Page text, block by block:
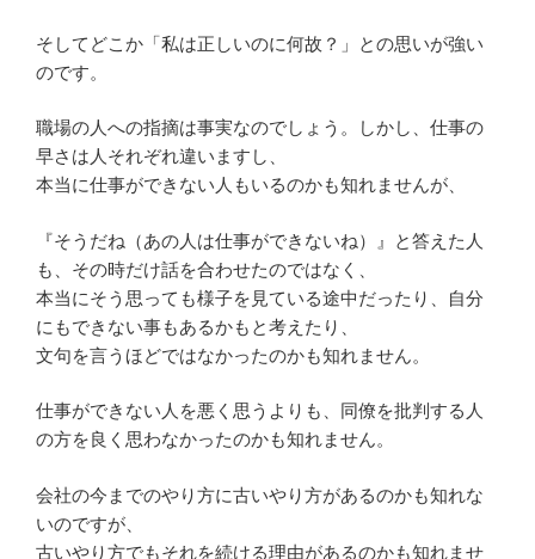
そしてどこか「私は正しいのに何故？」との思いが強い
のです。
職場の人への指摘は事実なのでしょう。しかし、仕事の
早さは人それぞれ違いますし、
本当に仕事ができない人もいるのかも知れませんが、
『そうだね（あの人は仕事ができないね）』と答えた人
も、その時だけ話を合わせたのではなく、
本当にそう思っても様子を見ている途中だったり、自分
にもできない事もあるかもと考えたり、
文句を言うほどではなかったのかも知れません。
仕事ができない人を悪く思うよりも、同僚を批判する人
の方を良く思わなかったのかも知れません。
会社の今までのやり方に古いやり方があるのかも知れな
いのですが、
古いやり方でもそれを続ける理由があるのかも知れませ